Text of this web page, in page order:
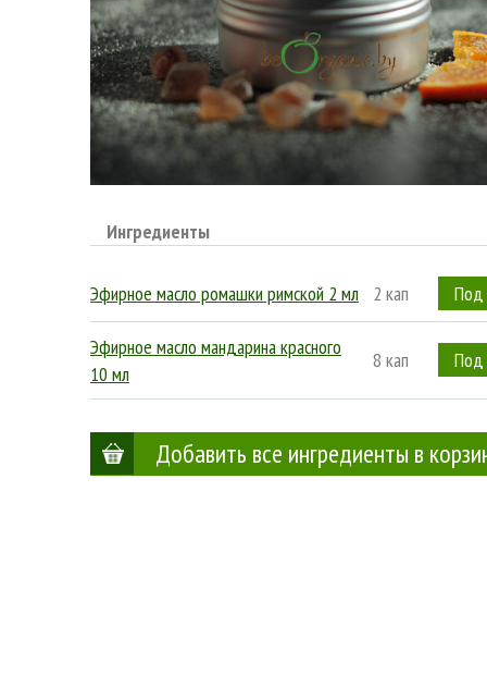
Ингредиенты
Эфирное масло ромашки римской 2 мл 2 кап
Эфирное масло мандарина красного
10 мл
8 кап
Добавить все ингредиенты в